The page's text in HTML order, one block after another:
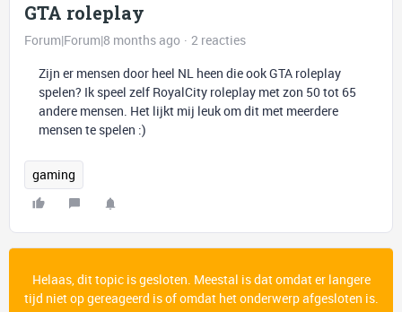
GTA roleplay
Forum|Forum|8 months ago
2 reacties
Zijn er mensen door heel NL heen die ook GTA roleplay
spelen? Ik speel zelf RoyalCity roleplay met zon 50 tot 65
andere mensen. Het lijkt mij leuk om dit met meerdere
mensen te spelen :)
gaming
Helaas, dit topic is gesloten. Meestal is dat omdat er langere
tijd niet op gereageerd is of omdat het onderwerp afgesloten is.